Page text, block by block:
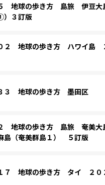
地球の歩き方 島旅 伊豆大
）３訂版
２ 地球の歩き方 ハワイ島
３ 地球の歩き方 墨田区
地球の歩き方 島旅 奄美
島（奄美群島１） ５訂版
７ 地球の歩き方 タイ ２０